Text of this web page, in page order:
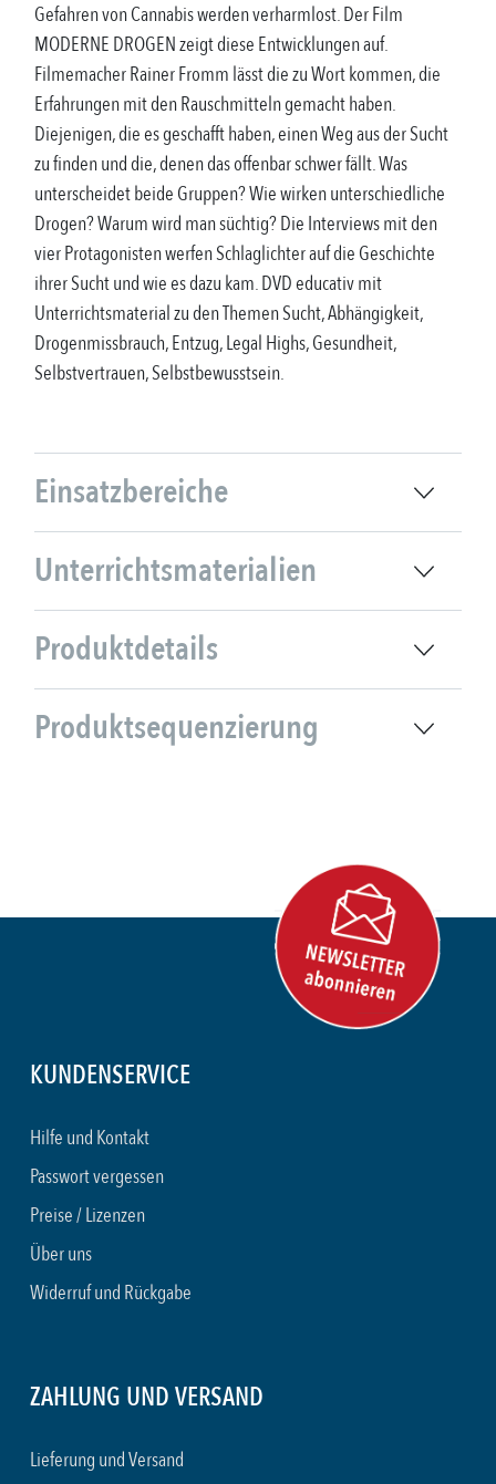
Gefahren von Cannabis werden verharmlost. Der Film
MODERNE DROGEN zeigt diese Entwicklungen auf.
Filmemacher Rainer Fromm lässt die zu Wort kommen, die
Erfahrungen mit den Rauschmitteln gemacht haben.
Diejenigen, die es geschafft haben, einen Weg aus der Sucht
zu finden und die, denen das offenbar schwer fällt. Was
unterscheidet beide Gruppen? Wie wirken unterschiedliche
Drogen? Warum wird man süchtig? Die Interviews mit den
vier Protagonisten werfen Schlaglichter auf die Geschichte
ihrer Sucht und wie es dazu kam. DVD educativ mit
Unterrichtsmaterial zu den Themen Sucht, Abhängigkeit,
Drogenmissbrauch, Entzug, Legal Highs, Gesundheit,
Selbstvertrauen, Selbstbewusstsein.
Einsatzbereiche
Unterrichtsmaterialien
Produktdetails
Produktsequenzierung
KUNDENSERVICE
Hilfe und Kontakt
Passwort vergessen
Preise / Lizenzen
Über uns
Widerruf und Rückgabe
ZAHLUNG UND VERSAND
Lieferung und Versand